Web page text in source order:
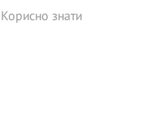
Корисно знати